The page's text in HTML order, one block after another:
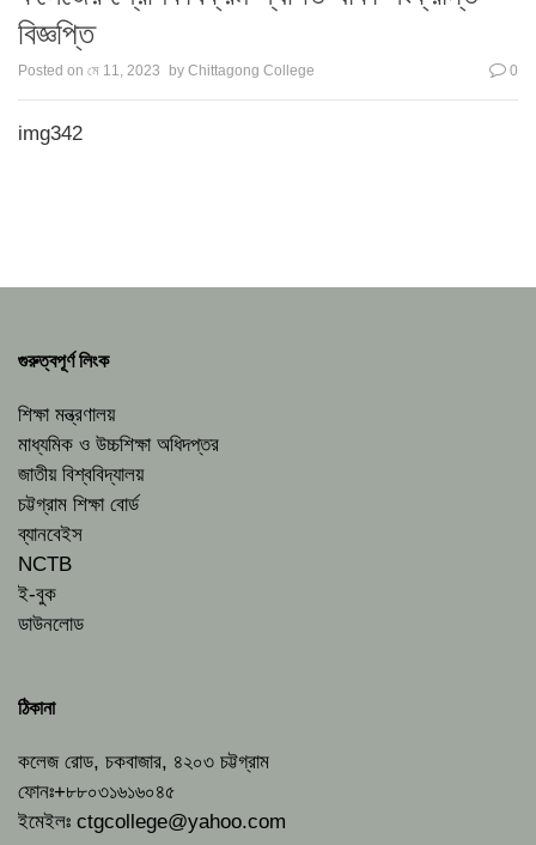
বিজ্ঞপ্তি
Posted on মে 11, 2023 by Chittagong College 0
img342
গুরুত্বপূর্ণ লিংক
শিক্ষা মন্ত্রণালয়
মাধ্যমিক ও উচ্চশিক্ষা অধিদপ্তর
জাতীয় বিশ্ববিদ্যালয়
চট্টগ্রাম শিক্ষা বোর্ড
ব্যানবেইস
NCTB
ই-বুক
ডাউনলোড
ঠিকানা
কলেজ রোড, চকবাজার, ৪২০৩ চট্টগ্রাম
ফোনঃ+৮৮০৩১৬১৬০৪৫
ইমেইলঃ ctgcollege@yahoo.com